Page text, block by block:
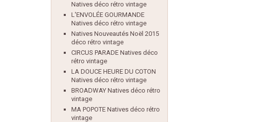
Natives déco rétro vintage
L'ENVOLÉE GOURMANDE
Natives déco rétro vintage
Natives Nouveautés Noël 2015
déco rétro vintage
CIRCUS PARADE Natives déco
rétro vintage
LA DOUCE HEURE DU COTON
Natives déco rétro vintage
BROADWAY Natives déco rétro
vintage
MA POPOTE Natives déco rétro
vintage